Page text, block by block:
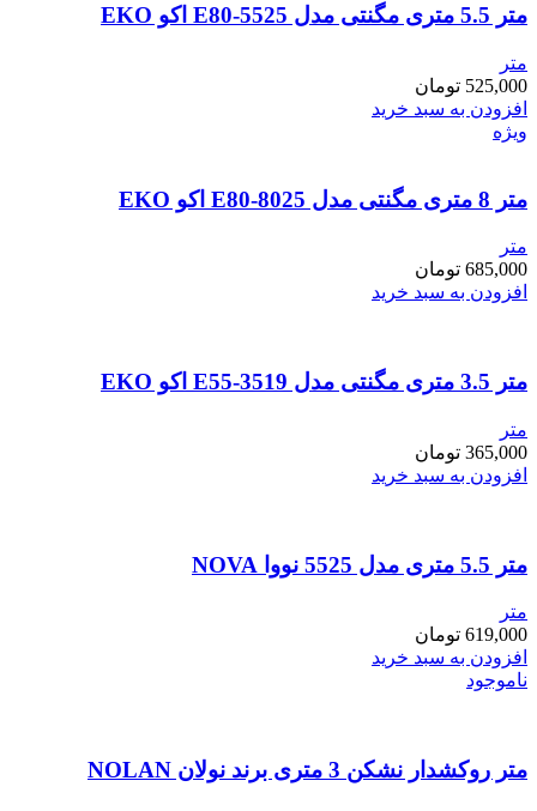
متر 5.5 متری مگنتی مدل E80-5525 اکو EKO
متر
525,000 تومان
افزودن به سبد خرید
ویژه
متر 8 متری مگنتی مدل E80-8025 اکو EKO
متر
685,000 تومان
افزودن به سبد خرید
متر 3.5 متری مگنتی مدل E55-3519 اکو EKO
متر
365,000 تومان
افزودن به سبد خرید
متر 5.5 متری مدل 5525 نووا NOVA
متر
619,000 تومان
افزودن به سبد خرید
ناموجود
متر روکشدار نشکن 3 متری برند نولان NOLAN